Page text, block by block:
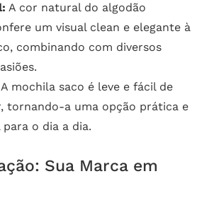
A cor natural do algodão
um visual clean e elegante à
combinando com diversos
A mochila saco é leve e fácil de
tornando-a uma opção prática e
o dia a dia.
Sua Marca em